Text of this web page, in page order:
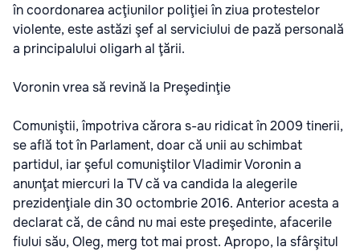
în coordonarea acţiunilor poliţiei în ziua protestelor
violente, este astăzi şef al serviciului de pază personală
a principalului oligarh al ţării.
Voronin vrea să revină la Preşedinţie
Comuniştii, împotriva cărora s-au ridicat în 2009 tinerii,
se află tot în Parlament, doar că unii au schimbat
partidul, iar şeful comuniştilor Vladimir Voronin a
anunţat miercuri la TV că va candida la alegerile
prezidenţiale din 30 octombrie 2016. Anterior acesta a
declarat că, de când nu mai este preşedinte, afacerile
fiului său, Oleg, merg tot mai prost. Apropo, la sfârşitul